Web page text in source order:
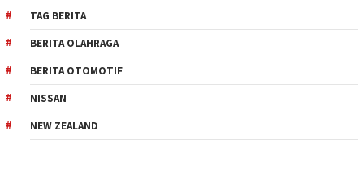
TAG BERITA
BERITA OLAHRAGA
BERITA OTOMOTIF
NISSAN
NEW ZEALAND